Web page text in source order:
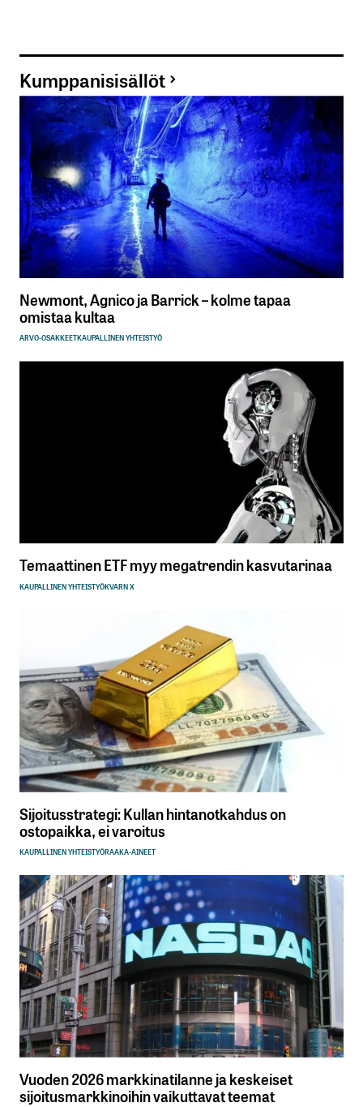
Kumppanisisällöt
Newmont, Agnico ja Barrick – kolme tapaa
omistaa kultaa
ARVO-OSAKKEETKAUPALLINEN YHTEISTYÖ
Temaattinen ETF myy megatrendin kasvutarinaa
KAUPALLINEN YHTEISTYÖKVARN X
Sijoitusstrategi: Kullan hintanotkahdus on
ostopaikka, ei varoitus
KAUPALLINEN YHTEISTYÖRAAKA-AINEET
Vuoden 2026 markkinatilanne ja keskeiset
sijoitusmarkkinoihin vaikuttavat teemat